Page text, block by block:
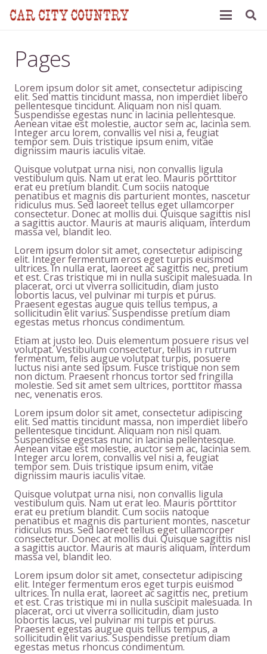
Pages
Lorem ipsum dolor sit amet, consectetur adipiscing
elit. Sed mattis tincidunt massa, non imperdiet libero
pellentesque tincidunt. Aliquam non nisl quam.
Suspendisse egestas nunc in lacinia pellentesque.
Aenean vitae est molestie, auctor sem ac, lacinia sem.
Integer arcu lorem, convallis vel nisi a, feugiat
tempor sem. Duis tristique ipsum enim, vitae
dignissim mauris iaculis vitae.
Quisque volutpat urna nisi, non convallis ligula
vestibulum quis. Nam ut erat leo. Mauris porttitor
erat eu pretium blandit. Cum sociis natoque
penatibus et magnis dis parturient montes, nascetur
ridiculus mus. Sed laoreet tellus eget ullamcorper
consectetur. Donec at mollis dui. Quisque sagittis nisl
a sagittis auctor. Mauris at mauris aliquam, interdum
massa vel, blandit leo.
Lorem ipsum dolor sit amet, consectetur adipiscing
elit. Integer fermentum eros eget turpis euismod
ultrices. In nulla erat, laoreet ac sagittis nec, pretium
et est. Cras tristique mi in nulla suscipit malesuada. In
placerat, orci ut viverra sollicitudin, diam justo
lobortis lacus, vel pulvinar mi turpis et purus.
Praesent egestas augue quis tellus tempus, a
sollicitudin elit varius. Suspendisse pretium diam
egestas metus rhoncus condimentum.
Etiam at justo leo. Duis elementum posuere risus vel
volutpat. Vestibulum consectetur, tellus in rutrum
fermentum, felis augue volutpat turpis, posuere
luctus nisi ante sed ipsum. Fusce tristique non sem
non dictum. Praesent rhoncus tortor sed fringilla
molestie. Sed sit amet sem ultrices, porttitor massa
nec, venenatis eros.
Lorem ipsum dolor sit amet, consectetur adipiscing
elit. Sed mattis tincidunt massa, non imperdiet libero
pellentesque tincidunt. Aliquam non nisl quam.
Suspendisse egestas nunc in lacinia pellentesque.
Aenean vitae est molestie, auctor sem ac, lacinia sem.
Integer arcu lorem, convallis vel nisi a, feugiat
tempor sem. Duis tristique ipsum enim, vitae
dignissim mauris iaculis vitae.
Quisque volutpat urna nisi, non convallis ligula
vestibulum quis. Nam ut erat leo. Mauris porttitor
erat eu pretium blandit. Cum sociis natoque
penatibus et magnis dis parturient montes, nascetur
ridiculus mus. Sed laoreet tellus eget ullamcorper
consectetur. Donec at mollis dui. Quisque sagittis nisl
a sagittis auctor. Mauris at mauris aliquam, interdum
massa vel, blandit leo.
Lorem ipsum dolor sit amet, consectetur adipiscing
elit. Integer fermentum eros eget turpis euismod
ultrices. In nulla erat, laoreet ac sagittis nec, pretium
et est. Cras tristique mi in nulla suscipit malesuada. In
placerat, orci ut viverra sollicitudin, diam justo
lobortis lacus, vel pulvinar mi turpis et purus.
Praesent egestas augue quis tellus tempus, a
sollicitudin elit varius. Suspendisse pretium diam
egestas metus rhoncus condimentum.